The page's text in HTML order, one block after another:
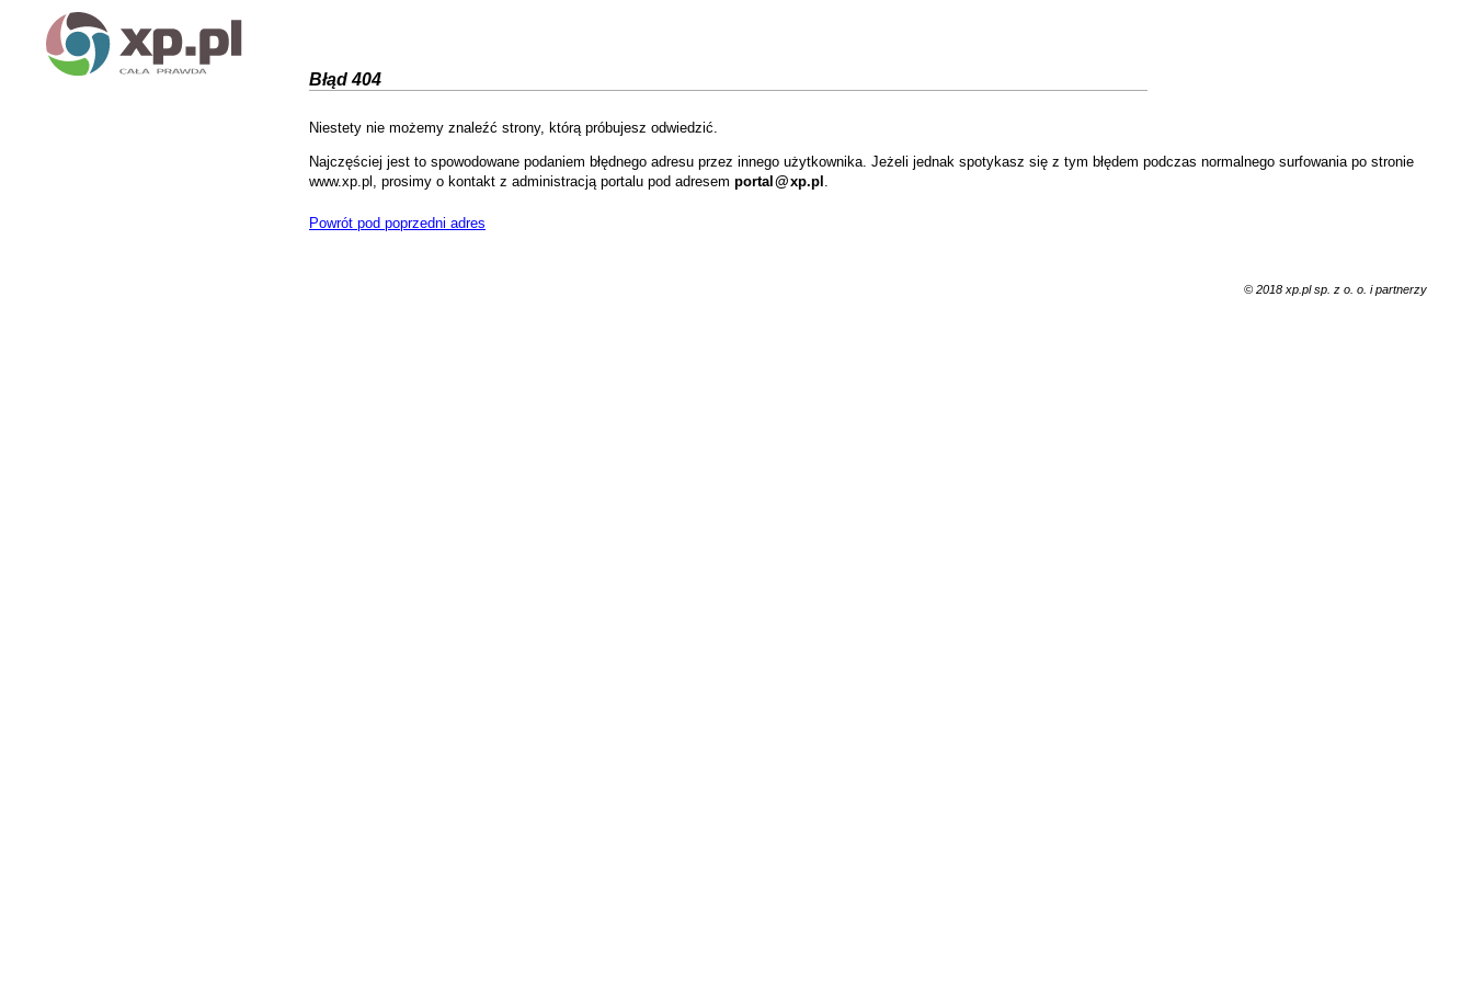
Błąd 404
Niestety nie możemy znaleźć strony, którą próbujesz odwiedzić.
Najczęściej jest to spowodowane podaniem błędnego adresu przez innego użytkownika. Jeżeli jednak spotykasz się z tym błędem podczas normalnego surfowania po stronie
www.xp.pl, prosimy o kontakt z administracją portalu pod adresem portal @xp.pl .
Powrót pod poprzedni adres
© 2018 xp.pl sp. z o. o. i partnerzy